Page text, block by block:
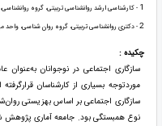
1 - کارشناسی ارشد روانشناسی تربیتی، گروه روانشناسی،
2- دکتری روانشناسی تربیتی، گروه روان شناسی، واحد
چکیده :
سازگاری اجتماعی در نوجوانان
موردتوجه بسیاری از کارشناسان
سازگاری اجتماعی بر اساس بهزیستی
نوع همبستگی بود. جامعه آماری پژوهش